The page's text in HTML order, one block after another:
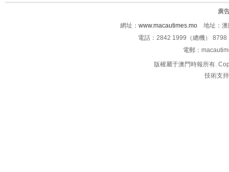
廣
網址： www.macautimes.mo 地址：澳
電話：2842 1999（總機）
電郵：
版權屬于澳門時報所有.
技術支